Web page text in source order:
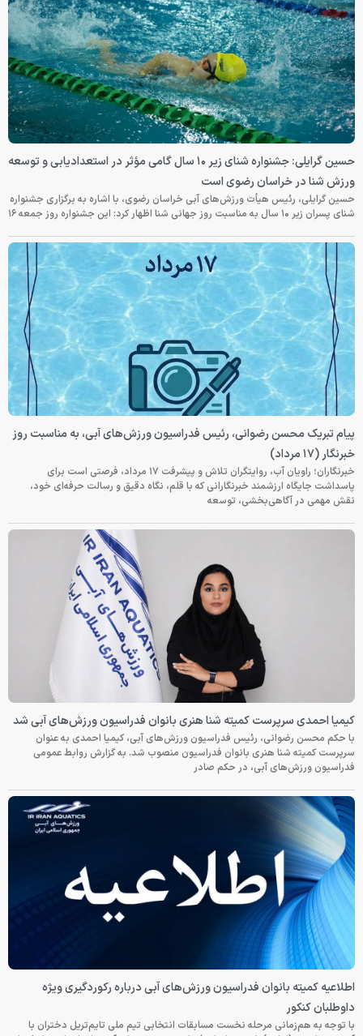
حسین گرایلی: جشنواره شنای زیر ۱۰ سال گامی مؤثر در استعدادیابی و توسعه
ورزش شنا در خراسان رضوی است
حسین گرایلی، رئیس هیأت ورزش‌های آبی خراسان رضوی، با اشاره به برگزاری جشنواره
شنای پسران زیر ۱۰ سال به مناسبت روز جهانی شنا اظهار کرد: این جشنواره روز جمعه‌ ۱۶
پیام تبریک محسن رضوانی، رئیس فدراسیون ورزش‌های آبی، به مناسبت روز
خبرنگار (۱۷ مرداد)
خبرنگاران؛ راویان آب، روایتگران تلاش و پیشرفت ۱۷ مرداد، فرصتی است برای
پاسداشت جایگاه ارزشمند خبرنگارانی که با قلم، نگاه دقیق و رسالت حرفه‌ای خود،
نقش مهمی در آگاهی‌بخشی، توسعه
کیمیا احمدی سرپرست کمیته شنا هنری بانوان فدراسیون ورزش‌های آبی شد
با حکم محسن رضوانی، رئیس فدراسیون ورزش‌های آبی، کیمیا احمدی به عنوان
سرپرست کمیته شنا هنری بانوان فدراسیون منصوب شد. به گزارش روابط عمومی
فدراسیون ورزش‌های آبی، در حکم صادر
اطلاعیه کمیته بانوان فدراسیون ورزش‌های آبی درباره رکوردگیری ویژه
داوطلبان کنکور
با توجه به هم‌زمانی مرحله نخست مسابقات انتخابی تیم ملی تایم‌تریل دختران با